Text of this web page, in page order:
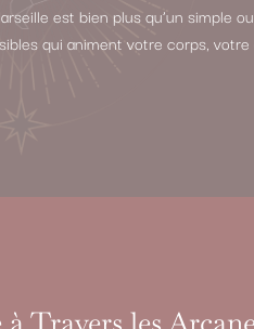
est bien plus qu’un simple
qui animent votre corps,